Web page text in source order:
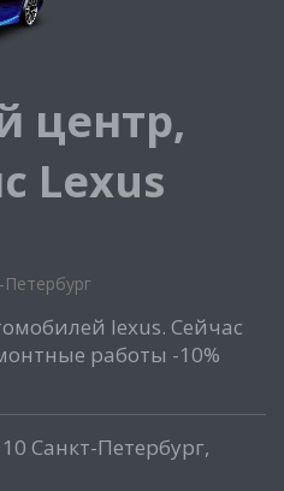
центр,
Lexus
lexus. Сейчас
работы -10%
Санкт-Петербург,